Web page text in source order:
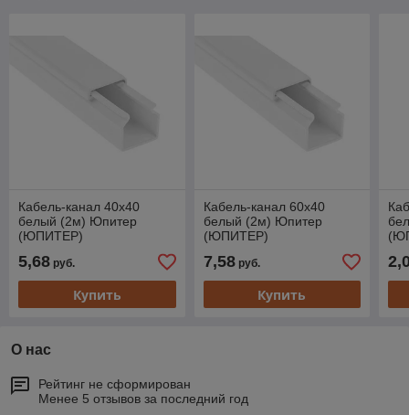
Кабель-канал 40х40
белый (2м) Юпитер
(ЮПИТЕР)
5,68 руб.
Купить
Кабель-канал 60х40
белый (2м) Юпитер
(ЮПИТЕР)
7,58руб.
Купить
О нас
Рейтинг не сформирован
Менее 5 отзывов за последний год